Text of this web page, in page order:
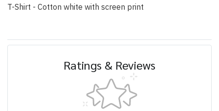
T-Shirt - Cotton white with screen print
Ratings & Reviews